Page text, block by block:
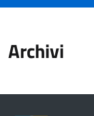
Archivi